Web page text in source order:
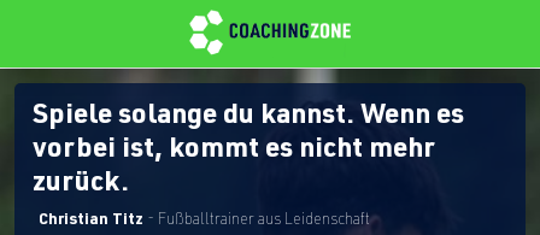
Spiele solange du kannst. Wenn es
vorbei ist, kommt es nicht mehr
zurück.
Christian Titz - Fußballtrainer aus Leidenschaft